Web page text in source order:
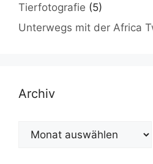
Tierfotografie (5)
Unterwegs mit der Africa
Archiv
Archiv